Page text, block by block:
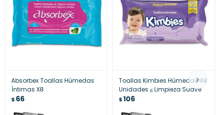
Absorbex Toallas Húmedas
Íntimas X8
$66
Toallas Kimbies Húmedas 48
Unidades ¿ Limpieza Suave
$106